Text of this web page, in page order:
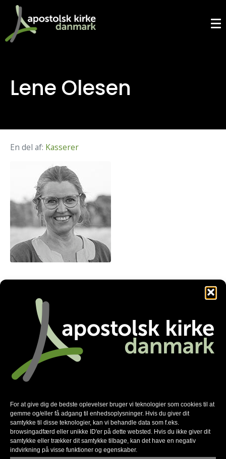
For at give dig de bedste oplevelser bruger vi teknologier som cookies til at
gemme og/eller få adgang til enhedsoplysninger. Hvis du giver dit
samtykke til disse teknologier, kan vi behandle data som f.eks.
browsingadfærd eller unikke ID'er på dette websted. Hvis du ikke giver dit
samtykke eller trækker dit samtykke tilbage, kan det have en negativ
indvirkning på visse funktioner og egenskaber.
Lene Olesen
En del af: Kasserer
Facebook
*skal udfyldes
E-mail*